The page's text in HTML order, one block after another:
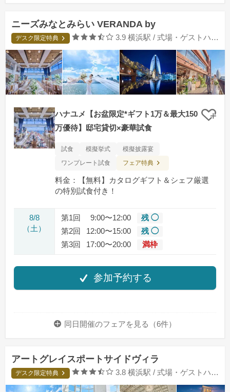
ニーズみなとみらい VERANDA by
デスク限定特典 口コミ評価
3.9 横浜駅 / 式場・ゲストハウス
ハナユメ【お盆限定*ギフト1万＆最大150
万優待】邸宅貸切×豪華試食
クリ
試食 模擬挙式
模擬披露宴
ワンプレート試食
フェア特典
料金：【無料】カタログギフト＆シェフ厳選
の特別試食付き！
8/8
（土）
第1回 9:00〜12:00
残 ◯
第2回
12:00〜15:00
残 ◯
第3回
17:00〜20:00 満枠
参加予約する
同日開催のフェアを 見る（6件）
アートグレイスポートサイドヴィラ
デスク限定特典 口コミ評価
3.8 横浜駅 / 式場・ゲストハウス